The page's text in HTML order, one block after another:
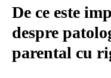
De ce este
despre
parental cu